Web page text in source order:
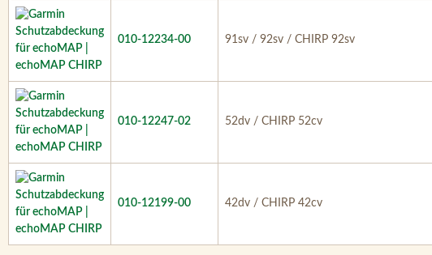
010-12234-00 91sv / 92sv / CHIRP 92sv
010-12247-02 52dv / CHIRP 52cv
010-12199-00 42dv / CHIRP 42cv